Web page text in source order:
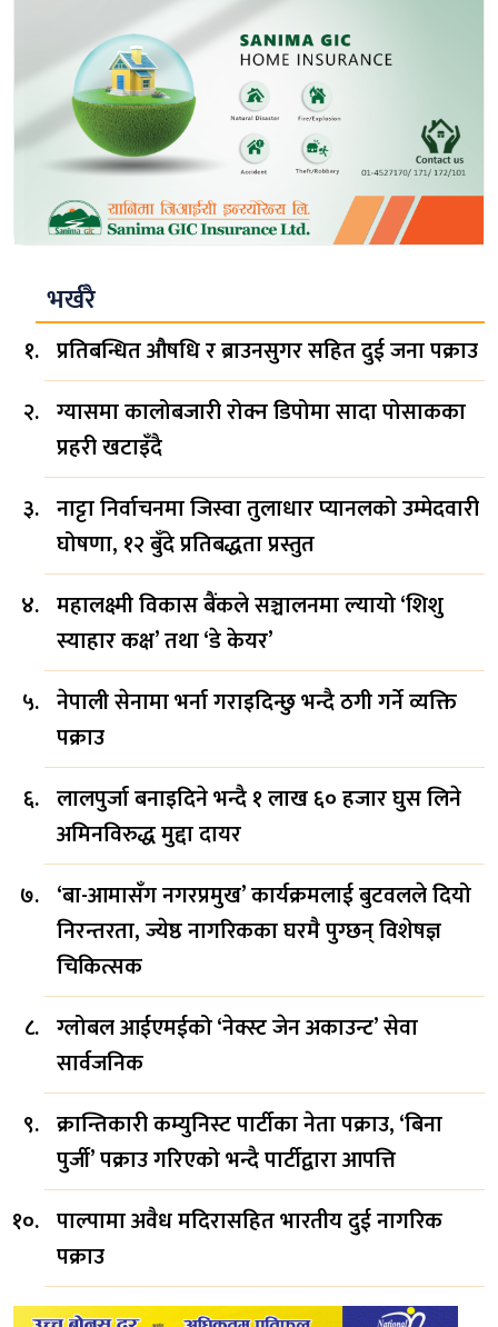
भर्खरै
प्रतिबन्धित औषधि र ब्राउनसुगर सहित दुई जना पक्राउ
ग्यासमा कालोबजारी रोक्न डिपोमा सादा पोसाकका
प्रहरी खटाइँदै
नाट्टा निर्वाचनमा जिस्वा तुलाधार प्यानलको उम्मेदवारी
घोषणा, १२ बुँदे प्रतिबद्धता प्रस्तुत
महालक्ष्मी विकास बैंकले सञ्चालनमा ल्यायो ‘शिशु
स्याहार कक्ष’ तथा ‘डे केयर’
नेपाली सेनामा भर्ना गराइदिन्छु भन्दै ठगी गर्ने व्यक्ति
पक्राउ
लालपुर्जा बनाइदिने भन्दै १ लाख ६० हजार घुस लिने
अमिनविरुद्ध मुद्दा दायर
‘बा-आमासँग नगरप्रमुख’ कार्यक्रमलाई बुटवलले दियो
निरन्तरता, ज्येष्ठ नागरिकका घरमै पुग्छन् विशेषज्ञ
चिकित्सक
ग्लोबल आईएमईको ‘नेक्स्ट जेन अकाउन्ट’ सेवा
सार्वजनिक
क्रान्तिकारी कम्युनिस्ट पार्टीका नेता पक्राउ, ‘बिना
पुर्जी’ पक्राउ गरिएको भन्दै पार्टीद्वारा आपत्ति
पाल्पामा अवैध मदिरासहित भारतीय दुई नागरिक
पक्राउ